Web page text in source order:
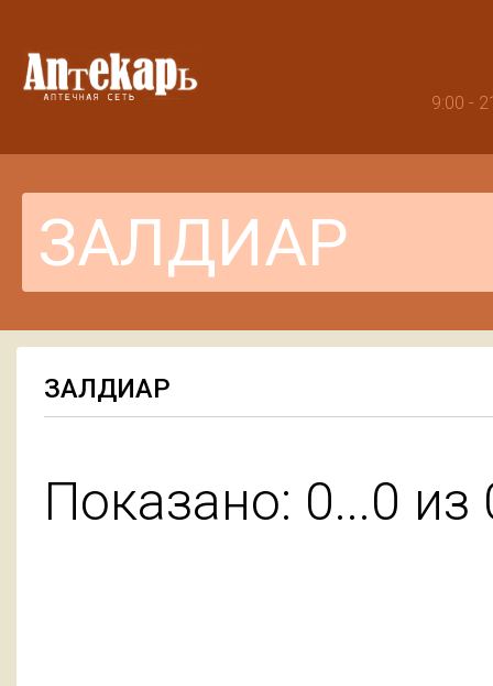
9:00 -
ЗАЛДИАР
Показано: 0...0 из